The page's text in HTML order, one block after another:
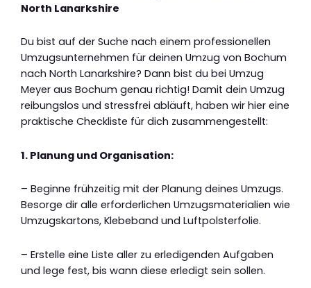
North Lanarkshire
Du bist auf der Suche nach einem professionellen
Umzugsunternehmen für deinen Umzug von Bochum
nach North Lanarkshire? Dann bist du bei Umzug
Meyer aus Bochum genau richtig! Damit dein Umzug
reibungslos und stressfrei abläuft, haben wir hier eine
praktische Checkliste für dich zusammengestellt:
1. Planung und Organisation:
– Beginne frühzeitig mit der Planung deines Umzugs.
Besorge dir alle erforderlichen Umzugsmaterialien wie
Umzugskartons, Klebeband und Luftpolsterfolie.
– Erstelle eine Liste aller zu erledigenden Aufgaben
und lege fest, bis wann diese erledigt sein sollen.